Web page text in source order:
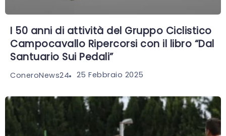
I 50 anni di attività del Gruppo Ciclistico
Campocavallo Ripercorsi con il libro “Dal
Santuario Sui Pedali”
ConeroNews24 25 Febbraio 2025